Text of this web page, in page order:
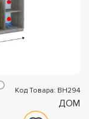
Код Товара: ВН294
ДОМ